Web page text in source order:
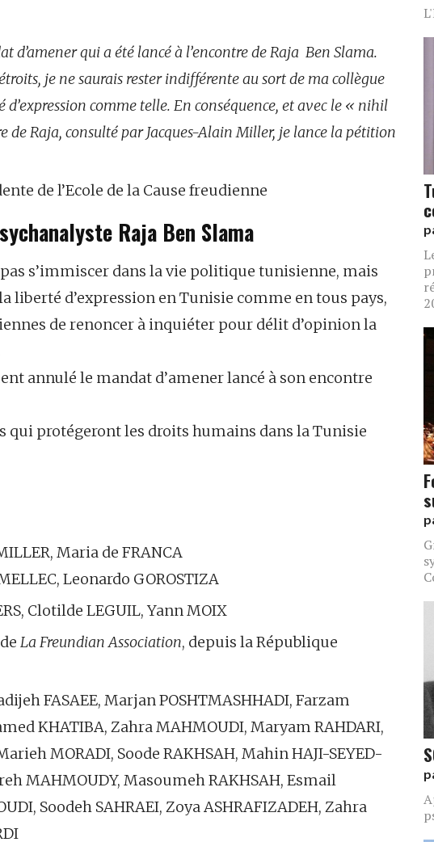
d’amener qui a été lancé à l’encontre de Raja Ben Slama.
je ne saurais rester indifférente au sort de ma collègue
comme telle. En conséquence, et avec le « nihil
de Raja, consulté par Jacques-Alain Miller, je lance la pétition
de l’Ecole de la Cause freudienne
Raja Ben Slama
s’immiscer dans la vie politique tunisienne, mais
liberté d’expression en Tunisie comme en tous pays,
de renoncer à inquiéter pour délit d’opinion la
annulé le mandat d’amener lancé à son encontre
qui protégeront les droits humains dans la Tunisie
Maria de FRANCA
Leonardo GOROSTIZA
Clotilde LEGUIL, Yann MOIX
La Freundian Association, depuis la République
FASAEE, Marjan POSHTMASHHADI, Farzam
KHATIBA, Zahra MAHMOUDI, Maryam RAHDARI,
MORADI, Soode RAKHSAH, Mahin HAJI-SEYED-
MAHMOUDY, Masoumeh RAKHSAH, Esmail
Soodeh SAHRAEI, Zoya ASHRAFIZADEH, Zahra